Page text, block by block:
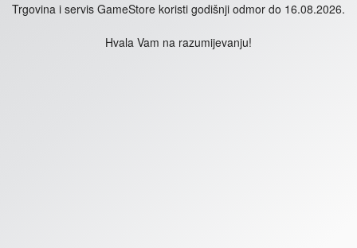
Trgovina i servis GameStore koristi godišnji odmor do 16.08.2026.
Hvala Vam na razumijevanju!